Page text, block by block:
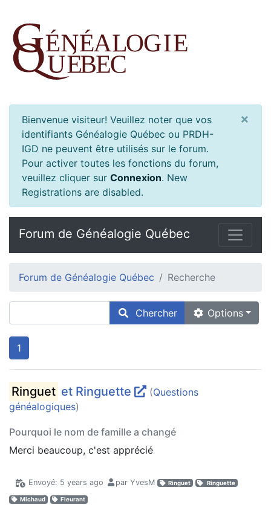
Bienvenue visiteur! Veuillez noter que vos
identifiants Généalogie Québec ou PRDH-
IGD ne peuvent être utilisés sur le forum.
Pour activer toutes les fonctions du forum,
veuillez cliquer sur Connexion. New
Registrations are disabled.
×
Forum de Généalogie Québec
Forum de Généalogie Québec Recherche
Chercher Options
1
Ringuet et Ringuette (Questions
généalogiques)
Pourquoi le nom de famille a changé
Merci beaucoup, c'est apprécié
Envoyé: 5 years ago par YvesM Ringuet Ringuette
Michaud Fleurant